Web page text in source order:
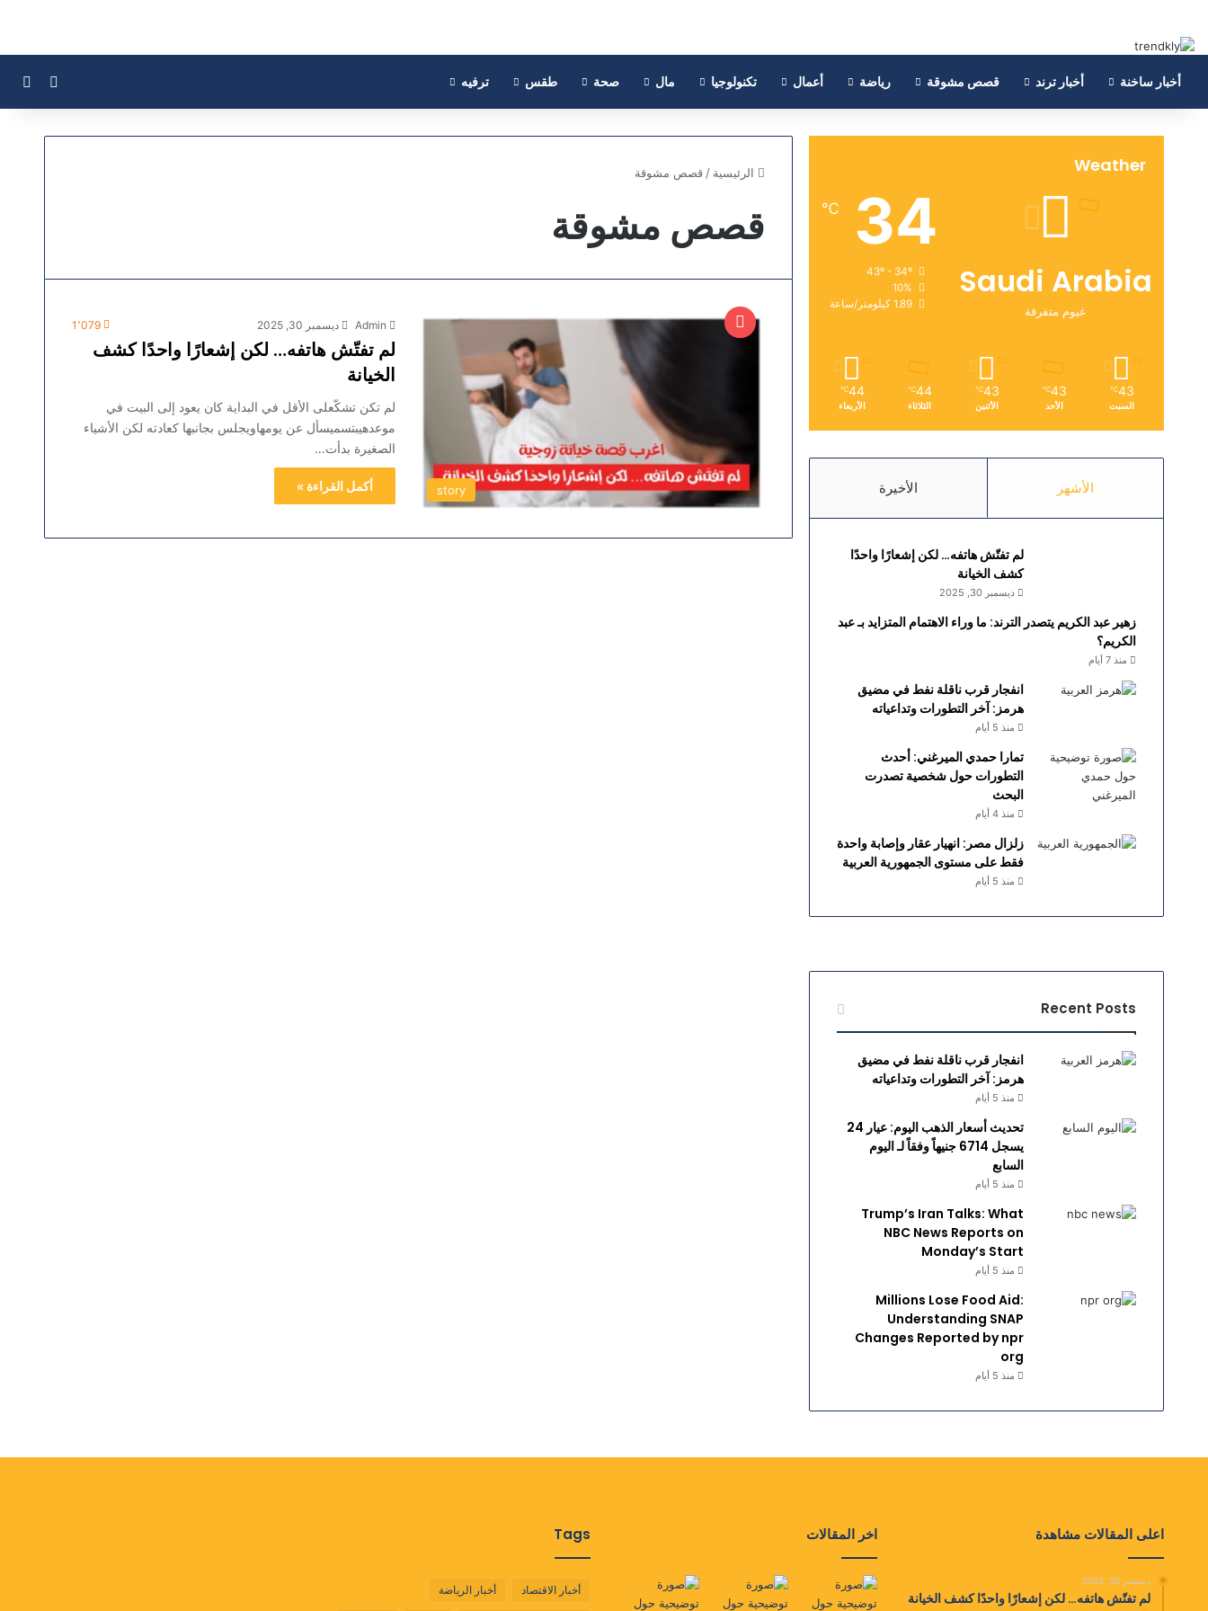
أخبار ساخنة أخبار ترند قصص مشوقة رياضة أعمال تكنولوجيا مال صحة طقس ترفيه الوضع
الرئيسية / قصص مشوقة
قصص مشوقة
story
Admin ديسمبر 30, 2025 1٬079
لم تفتّش هاتفه… لكن إشعارًا واحدًا كشف
الخيانة
لم تكن تشكّعلى الأقل في البداية كان يعود إلى البيت في
موعدهيبتسميسأل عن يومهاويجلس بجانبها كعادته لكن الأشياء
الصغيرة بدأت…
أكمل القراءة »
Weather
Saudi Arabia
غيوم متفرقة
34
℃
43º - 34º
10%
1.89 كيلومتر/ساعة
43
℃
السبت
43
℃
الأحد
43
℃
الأثنين
44
℃
الثلاثاء
44
℃
الأربعاء
الأشهر الأخيرة
لم تفتّش هاتفه… لكن إشعارًا واحدًا
كشف الخيانة
ديسمبر 30, 2025
زهير عبد الكريم يتصدر الترند: ما وراء الاهتمام المتزايد بـ عبد
الكريم؟
منذ 7 أيام
انفجار قرب ناقلة نفط في مضيق
هرمز: آخر التطورات وتداعياته
منذ 5 أيام
تمارا حمدي الميرغني: أحدث
التطورات حول شخصية تصدرت
البحث
منذ 4 أيام
زلزال مصر: انهيار عقار وإصابة واحدة
فقط على مستوى الجمهورية العربية
منذ 5 أيام
Recent Posts
انفجار قرب ناقلة نفط في مضيق
هرمز: آخر التطورات وتداعياته
منذ 5 أيام
تحديث أسعار الذهب اليوم: عيار 24
يسجل 6714 جنيهاً وفقاً لـ اليوم
السابع
منذ 5 أيام
Trump’s Iran Talks: What
NBC News Reports on
Monday’s Start
منذ 5 أيام
Millions Lose Food Aid:
Understanding SNAP
Changes Reported by npr
org
منذ 5 أيام
اعلى المقالات مشاهدة
ديسمبر 30, 2025
لم تفتّش هاتفه… لكن إشعارًا واحدًا كشف الخيانة
اخر المقالات Tags
أخبار الاقتصاد أخبار الرياضة